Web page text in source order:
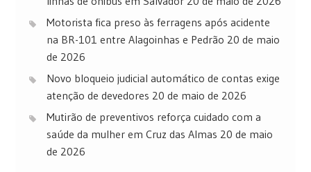
Motorista fica preso às ferragens após acidente
na BR-101 entre Alagoinhas e Pedrão 20 de maio
de 2026
Novo bloqueio judicial automático de contas exige
atenção de devedores 20 de maio de 2026
Mutirão de preventivos reforça cuidado com a
saúde da mulher em Cruz das Almas 20 de maio
de 2026